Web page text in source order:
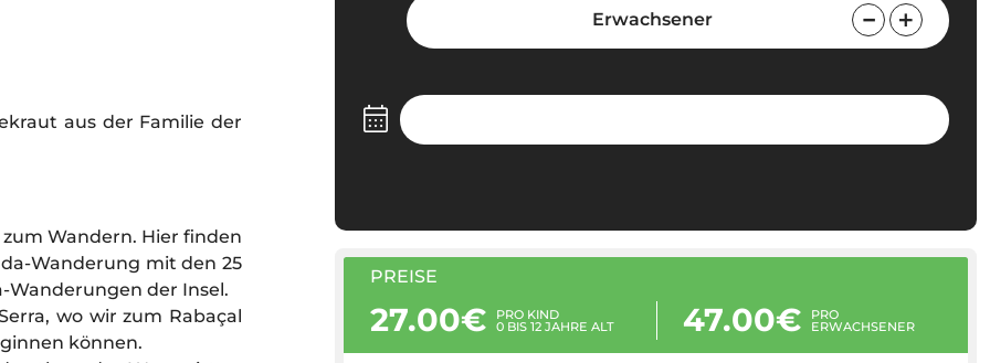
aus der Familie der
Wandern. Hier finden
Wanderung mit den 25
Wanderungen der Insel.
wo wir zum Rabaçal
können.
Erwachsener
PREISE
27.00€ PRO KIND
0 BIS 12 JAHRE ALT 47.00€ PRO
ERWACHSENER